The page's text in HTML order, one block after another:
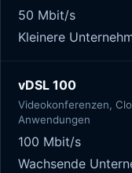
50 Mbit/s
Kleinere
vDSL 100
Videokonferenzen,
Anwendungen
100 Mbit/s
Wachsende